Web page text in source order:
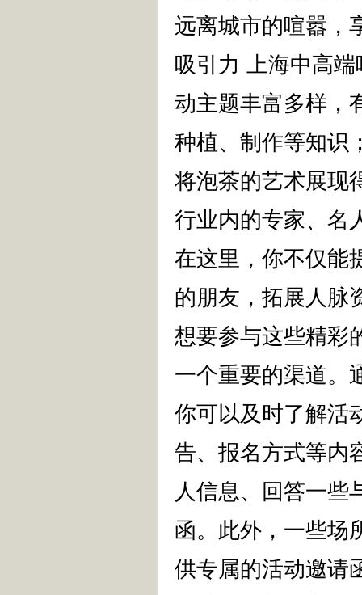
远离城市的喧嚣，
吸引力 上海中高
动主题丰富多样，
种植、制作等知识
将泡茶的艺术展现
行业内的专家、名
在这里，你不仅能
的朋友，拓展人脉
想要参与这些精彩
一个重要的渠道。
你可以及时了解活
告、报名方式等内
人信息、回答一些
函。此外，一些场
供专属的活动邀请